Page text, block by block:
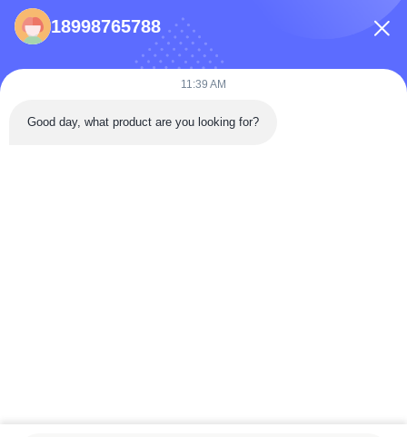
86-0731-198823123-11
Puooedr@maoyt.com
18998765788
11:39 AM
Good day, what product are you looking for?